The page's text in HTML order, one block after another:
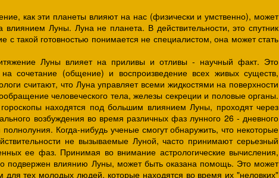
как эти планеты влияют на нас (физически и умственно), может
Луны. Луна не планета. В действительности, это спутник
с такой готовностью понимается не специалистом, она может стать
Луны влияет на приливы и отливы - научный факт. Это
сочетание (общение) и воспроизведение всех живых существ,
считают, что Луна управляет всеми жидкостями на поверхности
человеческого тела, железы секреции и половые органы.
находятся под большим влиянием Луны, проходят через
возбуждения во время различных фаз лунного 26 - дневного
Когда-нибудь ученые смогут обнаружить, что некоторые
не вызываемые Луной, часто принимают серьезный
ее фаз. Принимая во внимание астрологические вычисления,
подвержен влиянию Луны, может быть оказана помощь. Это может
для тех молодых людей, которые находятся во время их "неловких"